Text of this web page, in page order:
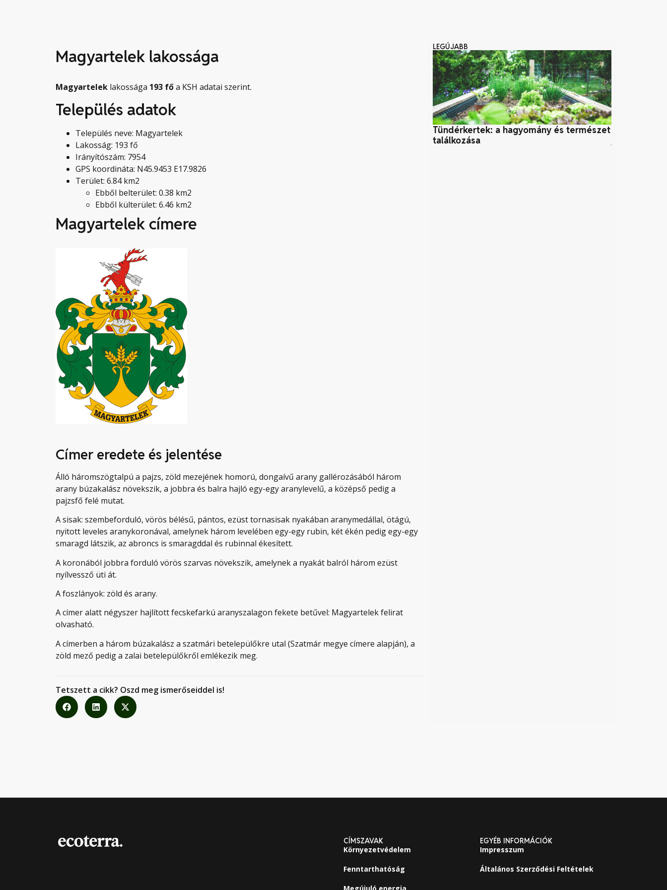
Magyartelek lakossága
Magyartelek lakossága 193 főa KSH adatai szerint.
Település adatok
Település neve: Magyartelek
Lakosság: 193 fő
Irányítószám: 7954
GPS koordináta: N45.9453 E17.9826
Terület: 6.84 km2
Ebből belterület: 0.38 km2
Ebből külterület: 6.46 km2
Magyartelek címere
Címer eredete és jelentése
Álló háromszögtalpú a pajzs, zöld mezejének homorú, dongaívű arany gallérozásából három
arany búzakalász növekszik, a jobbra és balra hajló egy-egy aranylevelű, a középső pedig a
pajzsfő felé mutat.
A sisak: szembeforduló, vörös bélésű, pántos, ezüst tornasisak nyakában aranymedállal, ötágú,
nyitott leveles aranykoronával, amelynek három levelében egy-egy rubin, két ékén pedig egy-egy
smaragd látszik, az abroncs is smaragddal és rubinnal ékesített.
A koronából jobbra forduló vörös szarvas növekszik, amelynek a nyakát balról három ezüst
nyílvessző üti át.
A foszlányok: zöld és arany.
A címer alatt négyszer hajlított fecskefarkú aranyszalagon fekete betűvel: Magyartelek felirat
olvasható.
A címerben a három búzakalász a szatmári betelepülőkre utal (Szatmár megye címere alapján), a
zöld mező pedig a zalai betelepülőkről emlékezik meg.
Tetszett a cikk? Oszd meg ismerőseiddel is!
LEGÚJABB
Tündérkertek: a hagyomány és természet
találkozása
CÍMSZAVAK
Környezetvédelem
Fenntarthatóság
EGYÉB INFORMÁCIÓK
Impresszum
Általános Szerződési Feltételek